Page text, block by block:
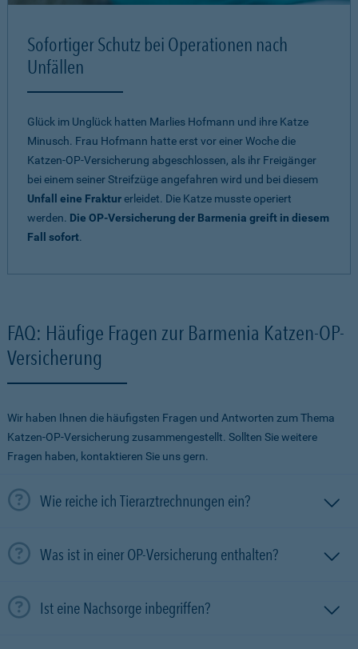
Sofortiger Schutz bei Operationen nach
Unfällen
Glück im Unglück hatten Marlies Hofmann und ihre Katze
Minusch. Frau Hofmann hatte erst vor einer Woche die
Katzen-OP-Versicherung abgeschlossen, als ihr Freigänger
bei einem seiner Streifzüge angefahren wird und bei diesem
Unfall eine Frakturerleidet. Die Katze musste operiert
werden. Die OP-Versicherung der Barmenia greift in diesem
Fall sofort.
FAQ: Häufige Fragen zur Barmenia Katzen-OP-
Versicherung
Wir haben Ihnen die häufigsten Fragen und Antworten zum Thema
Katzen-OP-Versicherung zusammengestellt. Sollten Sie weitere
Fragen haben, kontaktieren Sie uns gern.
Wie reiche ich Tierarztrechnungen ein?
Was ist in einer OP-Versicherung enthalten?
Ist eine Nachsorge inbegriffen?